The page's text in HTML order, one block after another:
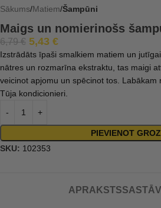
Sākums Matiem Šampūni
Maigs un nomierinošs
6,79€ 5,43 €
Izstrādāts īpaši smalkiem matiem un
nātres un rozmarīna ekstraktu, tas maigi
veicinot apjomu un spēcinot tos. Labākam
Tūja kondicionieri.
PIEVIENOT
SKU: 102353
APRAKSTS